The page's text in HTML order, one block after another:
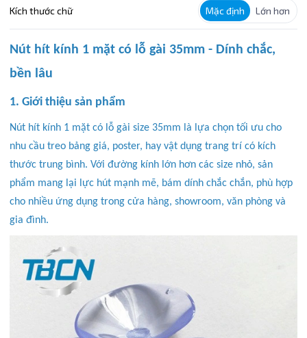
Kích thước chữ Mặc định Lớn hơn
Nút hít kính 1 mặt có lỗ gài 35mm - Dính chắc,
bền lâu
1. Giới thiệu sản phẩm
Nút hít kính 1 mặt có lỗ gài size 35mm là lựa chọn tối ưu cho
nhu cầu treo bảng giá, poster, hay vật dụng trang trí có kích
thước trung bình. Với đường kính lớn hơn các size nhỏ, sản
phẩm mang lại lực hút mạnh mẽ, bám dính chắc chắn, phù hợp
cho nhiều ứng dụng trong cửa hàng, showroom, văn phòng và
gia đình.